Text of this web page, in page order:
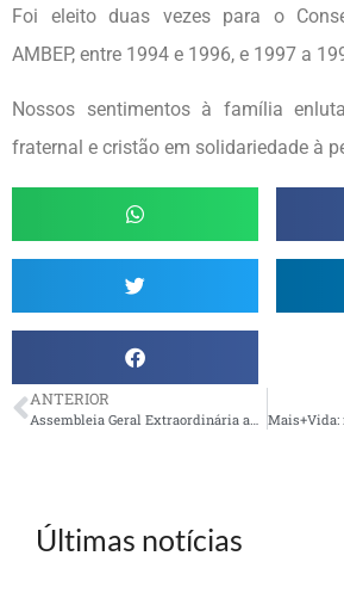
Foi eleito duas vezes para o
AMBEP, entre 1994 e 1996, e 1997 a
Nossos sentimentos à família
fraternal e cristão em solidariedade à
ANTERIOR
Assembleia Geral Extraordinária aprova parecer do CD em relação ao Novo PED
Últimas notícias